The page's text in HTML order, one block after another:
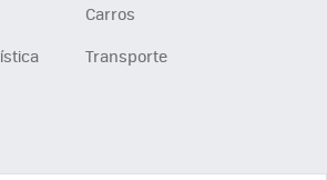
Carros
Transporte